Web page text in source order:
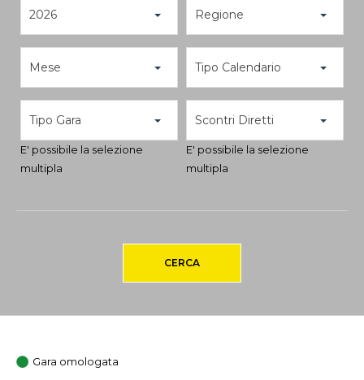
2026 Regione
Mese Tipo Calendario
Tipo Gara
E' possibile la selezione
multipla
Scontri Diretti
E' possibile la selezione
multipla
CERCA
Gara omologata